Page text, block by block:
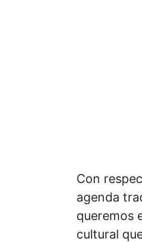
Con
agenda
queremos
cultural